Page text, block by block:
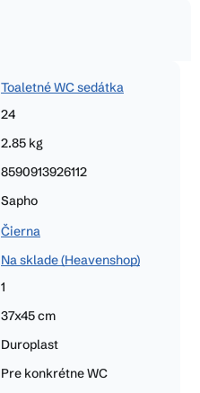
Toaletné WC sedátka
24
2.85 kg
8590913926112
Sapho
Čierna
Na sklade (Heavenshop)
1
37x45 cm
Duroplast
Pre konkrétne WC